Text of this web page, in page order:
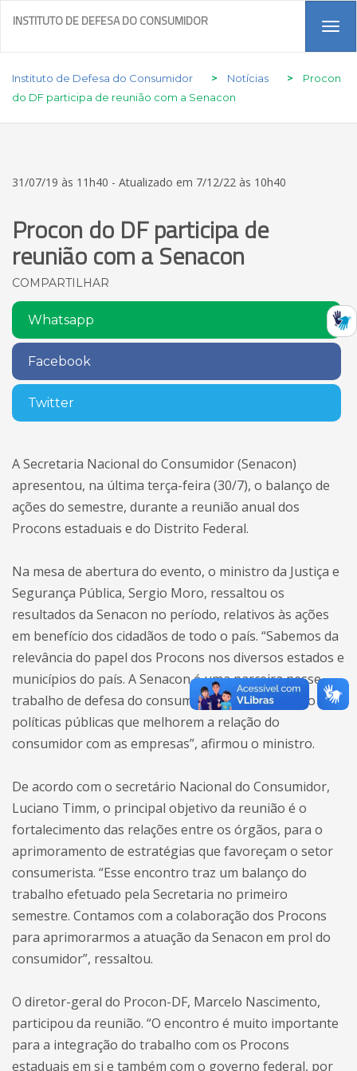
INSTITUTO DE DEFESA DO CONSUMIDOR
Instituto de Defesa do Consumidor > Notícias >
Procon
do DF participa de reunião com a Senacon
31/07/19 às 11h40 - Atualizado em 7/12/22 às 10h40
Procon do DF participa de
reunião com a Senacon
COMPARTILHAR
Whatsapp
Facebook
Twitter
A Secretaria Nacional do Consumidor (Senacon)
apresentou, na última terça-feira (30/7), o balanço de
ações do semestre, durante a reunião anual dos
Procons estaduais e do Distrito Federal.
Na mesa de abertura do evento, o ministro da Justiça e
Segurança Pública, Sergio Moro, ressaltou os
resultados da Senacon no período, relativos às ações
em benefício dos cidadãos de todo o país. “Sabemos da
relevância do papel dos Procons nos diversos estados e
municípios do país. A Senacon é uma parceira nesse
trabalho de defesa do consumidor e na construção de
políticas públicas que melhorem a relação do
consumidor com as empresas”, afirmou o ministro.
De acordo com o secretário Nacional do Consumidor,
Luciano Timm, o principal objetivo da reunião é o
fortalecimento das relações entre os órgãos, para o
aprimoramento de estratégias que favoreçam o setor
consumerista. “Esse encontro traz um balanço do
trabalho efetuado pela Secretaria no primeiro
semestre. Contamos com a colaboração dos Procons
para aprimorarmos a atuação da Senacon em prol do
consumidor”, ressaltou.
O diretor-geral do Procon-DF, Marcelo Nascimento,
participou da reunião. “O encontro é muito importante
para a integração do trabalho com os Procons
estaduais em si e também com o governo federal, por